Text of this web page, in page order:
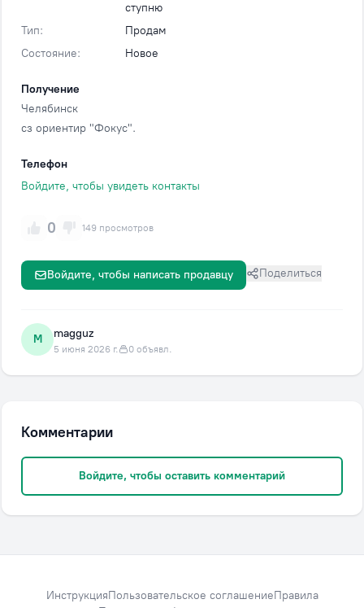
ступню
Тип:
Продам
Состояние:
Новое
Получение
Челябинск
сз ориентир "Фокус".
Телефон
Войдите, чтобы увидеть контакты
0 149 просмотров
Поделиться
Войдите, чтобы написать продавцу
M magguz
5 июня 2026 г. 0 объявл.
Комментарии
Войдите, чтобы оставить комментарий
ИнструкцияПользовательское соглашениеПравила